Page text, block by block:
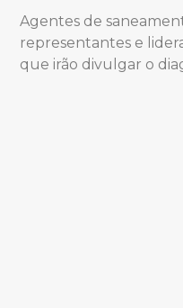
Agentes de
representantes e
que irão divulgar o